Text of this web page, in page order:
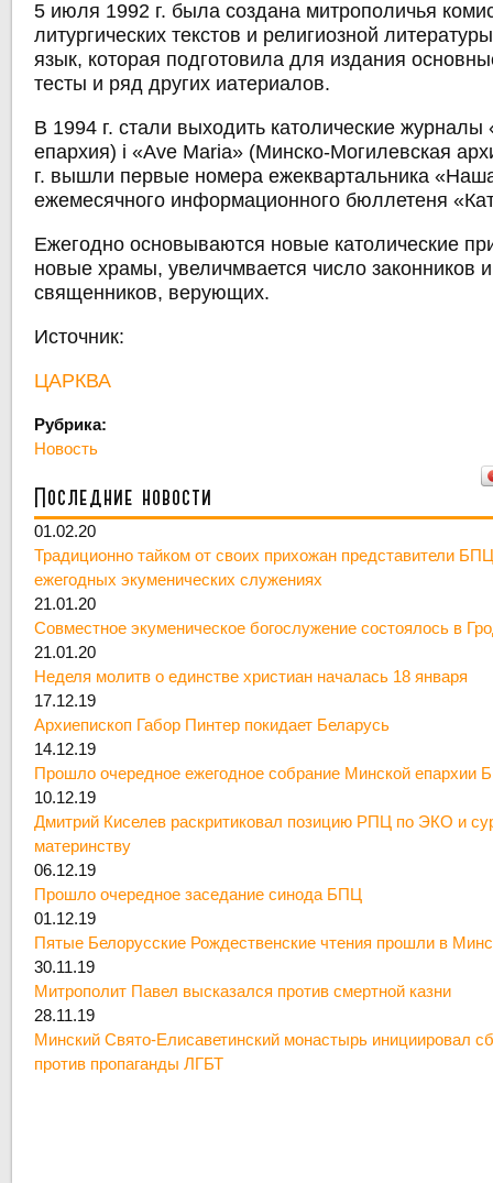
5 июля 1992 г. была создана митрополичья
литургических текстов и религиозной
язык, которая подготовила для издания
тесты и ряд других иатериалов.
В 1994 г. стали выходить католические
епархия) і «Ave Maria» (Минско-Могилевская
г. вышли первые номера ежеквартальника
ежемесячного информационного бюллетеня
Ежегодно основываются новые католические
новые храмы, увеличмвается число законников
священников, верующих.
Источник:
ЦАРКВА
Рубрика:
Новость
Последние новости
01.02.20
Традиционно тайком от своих прихожан представители
ежегодных экуменических служениях
21.01.20
Совместное экуменическое богослужение состоялось в
21.01.20
Неделя молитв о единстве христиан началась 18 января
17.12.19
Архиепископ Габор Пинтер покидает Беларусь
14.12.19
Прошло очередное ежегодное собрание Минской епархии
10.12.19
Дмитрий Киселев раскритиковал позицию РПЦ по ЭКО и
материнству
06.12.19
Прошло очередное заседание синода БПЦ
01.12.19
Пятые Белорусские Рождественские чтения прошли в
30.11.19
Митрополит Павел высказался против смертной казни
28.11.19
Минский Свято-Елисаветинский монастырь инициировал
против пропаганды ЛГБТ